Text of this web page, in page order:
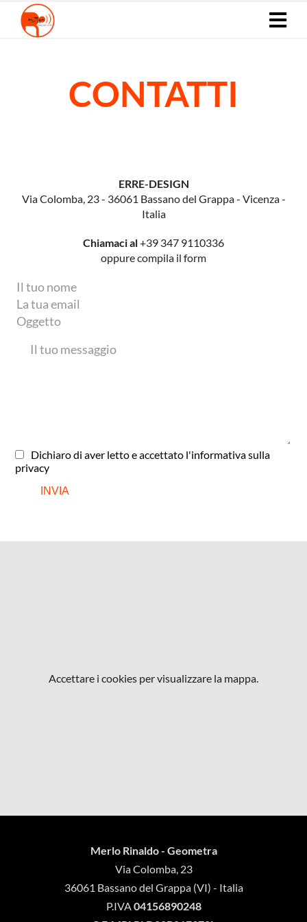
CONTATTI
ERRE-DESIGN
Via Colomba, 23 - 36061 Bassano del Grappa - Vicenza -
Italia
Chiamaci al+39 347 9110336
oppure compila il form
Dichiaro di aver letto e accettato l'informativa sulla
privacy
Accettare i cookies per visualizzare la mappa.
Merlo Rinaldo - Geometra
Via Colomba, 23
36061 Bassano del Grappa (VI) - Italia
P.IVA04156890248